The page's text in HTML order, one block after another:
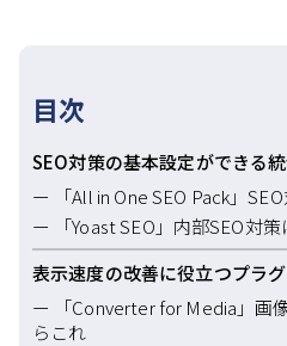
目次
SEO対策の基本設定ができる
「All in One SEO Pack」
「Yoast SEO」内部SEO対
表示速度の改善に役立つプラ
「Converter for Media」画
らこれ